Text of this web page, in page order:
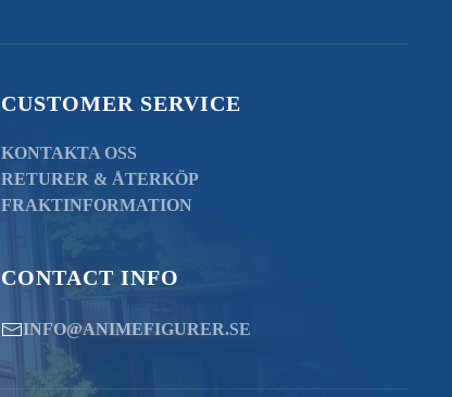
CUSTOMER SERVICE
KONTAKTA OSS
RETURER & ÅTERKÖP
FRAKTINFORMATION
CONTACT INFO
INFO@ANIMEFIGURER.SE